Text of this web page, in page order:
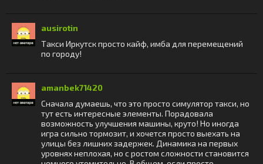
ausirotin
Такси Иркутск просто кайф, имба для перемещений
по городу!
amanbek71420
Сначала думаешь, что это просто симулятор такси, но
тут есть интересные элементы. Порадовала
возможность улучшения машины, круто! Но иногда
игра сильно тормозит, и хочется просто выехать на
улицы без лишних задержек. Динамика на первых
уровнях неплохая, но с ростом сложности становится